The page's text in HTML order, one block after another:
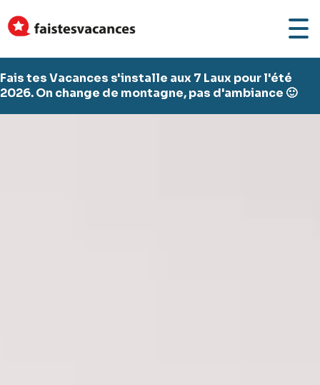
Fais tes Vacances s'installe aux 7 Laux pour l'été
2026. On change de montagne, pas d'ambiance 🙂